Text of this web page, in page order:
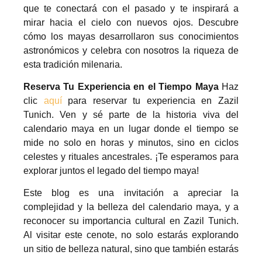
que te conectará con el pasado y te inspirará a
mirar hacia el cielo con nuevos ojos. Descubre
cómo los mayas desarrollaron sus conocimientos
astronómicos y celebra con nosotros la riqueza de
esta tradición milenaria.
Reserva Tu Experiencia en el Tiempo MayaHaz
clic aquípara reservar tu experiencia en Zazil
Tunich. Ven y sé parte de la historia viva del
calendario maya en un lugar donde el tiempo se
mide no solo en horas y minutos, sino en ciclos
celestes y rituales ancestrales. ¡Te esperamos para
explorar juntos el legado del tiempo maya!
Este blog es una invitación a apreciar la
complejidad y la belleza del calendario maya, y a
reconocer su importancia cultural en Zazil Tunich.
Al visitar este cenote, no solo estarás explorando
un sitio de belleza natural, sino que también estarás